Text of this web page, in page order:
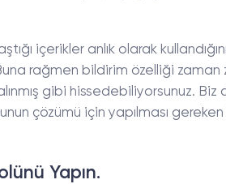
içerikler anlık olarak
rağmen bildirim özelliği zaman
gibi hissedebiliyorsunuz. Biz
çözümü için yapılması
Yapın.